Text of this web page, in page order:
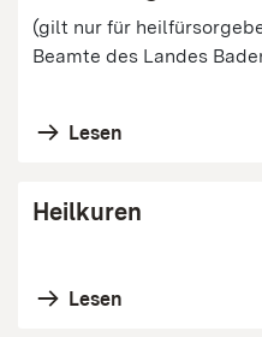
(gilt nur für
Beamte des Landes
Lesen
Heilkuren
Lesen